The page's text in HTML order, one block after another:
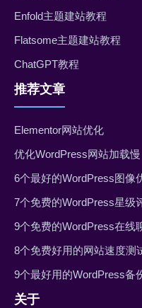
Enfold主题建站教程
Flatsome主题建站教程
ChatGPT教程
推荐文章
Elementor网站优化
优化WordPress网站加载慢
6个最好的WordPress图像
7个免费的WordPress星级
9个免费的WordPress在线
8个免费好用的网站速度测
9个最好用的WordPress备
关于